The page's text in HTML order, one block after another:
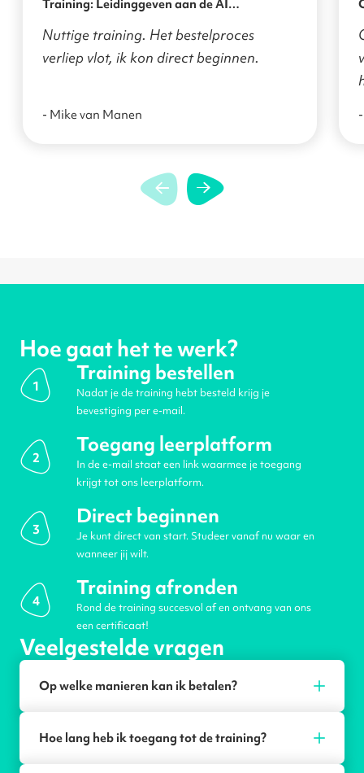
Training: Leidinggeven aan de AI
Nuttige training. Het bestelproces
verliep vlot, ik kon direct beginnen.
- Mike van Manen
Hoe gaat het te werk?
1
Training bestellen
Nadat je de training hebt besteld krijg je
bevestiging per e-mail.
2
Toegang leerplatform
In de e-mail staat een link waarmee je toegang
krijgt tot ons leerplatform.
3
Direct beginnen
Je kunt direct van start. Studeer vanaf nu waar en
wanneer jij wilt.
4
Training afronden
Rond de training succesvol af en ontvang van ons
een certificaat!
Veelgestelde vragen
Op welke manieren kan ik betalen?
Hoe lang heb ik toegang tot de training?